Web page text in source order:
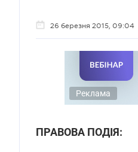
26 березня 2015, 09:04
Реклама
ПРАВОВА ПОДІЯ: